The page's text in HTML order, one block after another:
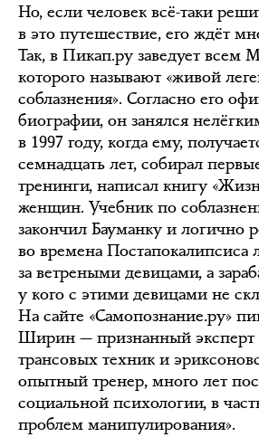
Но, если человек всё-таки
в это путешествие, его ждёт
Так, в Пикап.ру заведует
которого называют «живой
соблазнения». Согласно его
биографии, он занялся
в 1997 году, когда ему,
семнадцать лет, собирал
тренинги, написал книгу
женщин. Учебник по
закончил Бауманку и логично
во времена Постапокалипсиса
за ветреными девицами, а
у кого с этими девицами не
На сайте «Самопознание.ру»
Ширин — признанный эксперт
трансовых техник и
опытный тренер, много лет
социальной психологии, в
проблем манипулирования».